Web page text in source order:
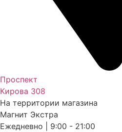
Проспект
Кирова 308
На территории магазина
Магнит Экстра
Ежедневно | 9:00 - 21:00